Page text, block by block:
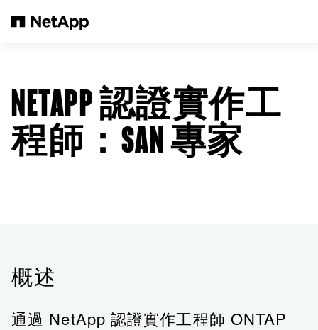
NETAPP 認證實作工
程師：SAN 專家
概述
通過 NetApp 認證實作工程師 ONTAP